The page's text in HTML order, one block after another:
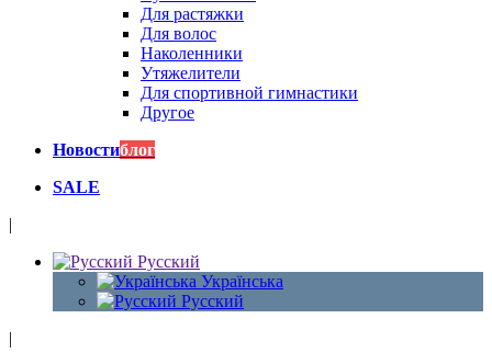
Для растяжки
Для волос
Наколенники
Утяжелители
Для спортивной гимнастики
Другое
Новостиблог
SALE
|
Русский
Українська
Русский
|